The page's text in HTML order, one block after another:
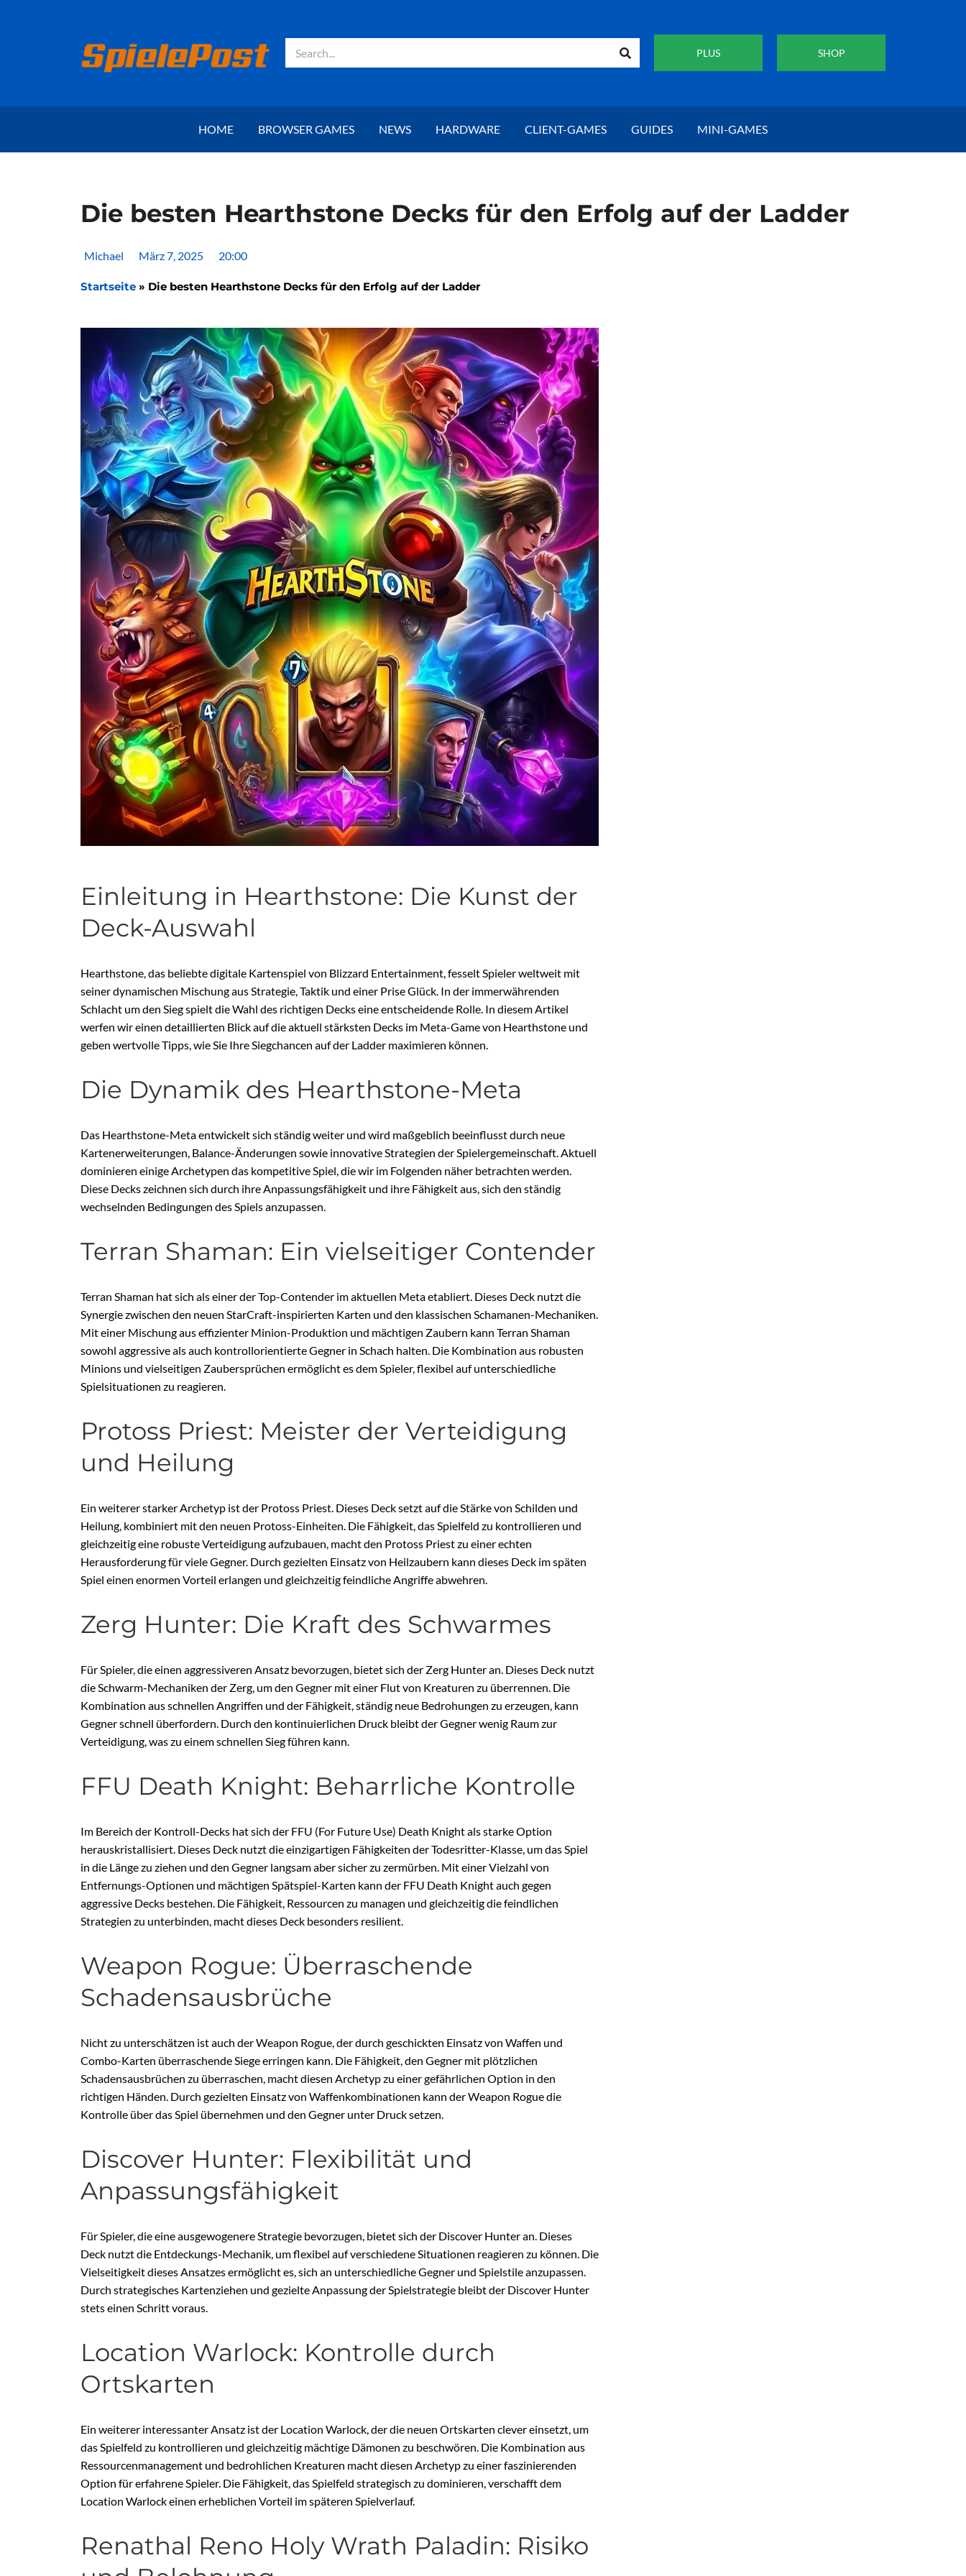
Suche PLUS SHOP
HOME BROWSER GAMES NEWS HARDWARE CLIENT-GAMES GUIDES MINI-GAMES
Die besten Hearthstone Decks für den Erfolg auf der Ladder
Michael März 7, 2025 20:00
Startseite » Die besten Hearthstone Decks für den Erfolg auf der Ladder
Einleitung in Hearthstone: Die Kunst der
Deck-Auswahl
Hearthstone, das beliebte digitale Kartenspiel von Blizzard Entertainment, fesselt Spieler weltweit mit
seiner dynamischen Mischung aus Strategie, Taktik und einer Prise Glück. In der immerwährenden
Schlacht um den Sieg spielt die Wahl des richtigen Decks eine entscheidende Rolle. In diesem Artikel
werfen wir einen detaillierten Blick auf die aktuell stärksten Decks im Meta-Game von Hearthstone und
geben wertvolle Tipps, wie Sie Ihre Siegchancen auf der Ladder maximieren können.
Die Dynamik des Hearthstone-Meta
Das Hearthstone-Meta entwickelt sich ständig weiter und wird maßgeblich beeinflusst durch neue
Kartenerweiterungen, Balance-Änderungen sowie innovative Strategien der Spielergemeinschaft. Aktuell
dominieren einige Archetypen das kompetitive Spiel, die wir im Folgenden näher betrachten werden.
Diese Decks zeichnen sich durch ihre Anpassungsfähigkeit und ihre Fähigkeit aus, sich den ständig
wechselnden Bedingungen des Spiels anzupassen.
Terran Shaman: Ein vielseitiger Contender
Terran Shaman hat sich als einer der Top-Contender im aktuellen Meta etabliert. Dieses Deck nutzt die
Synergie zwischen den neuen StarCraft-inspirierten Karten und den klassischen Schamanen-Mechaniken.
Mit einer Mischung aus effizienter Minion-Produktion und mächtigen Zaubern kann Terran Shaman
sowohl aggressive als auch kontrollorientierte Gegner in Schach halten. Die Kombination aus robusten
Minions und vielseitigen Zaubersprüchen ermöglicht es dem Spieler, flexibel auf unterschiedliche
Spielsituationen zu reagieren.
Protoss Priest: Meister der Verteidigung
und Heilung
Ein weiterer starker Archetyp ist der Protoss Priest. Dieses Deck setzt auf die Stärke von Schilden und
Heilung, kombiniert mit den neuen Protoss-Einheiten. Die Fähigkeit, das Spielfeld zu kontrollieren und
gleichzeitig eine robuste Verteidigung aufzubauen, macht den Protoss Priest zu einer echten
Herausforderung für viele Gegner. Durch gezielten Einsatz von Heilzaubern kann dieses Deck im späten
Spiel einen enormen Vorteil erlangen und gleichzeitig feindliche Angriffe abwehren.
Zerg Hunter: Die Kraft des Schwarmes
Für Spieler, die einen aggressiveren Ansatz bevorzugen, bietet sich der Zerg Hunter an. Dieses Deck nutzt
die Schwarm-Mechaniken der Zerg, um den Gegner mit einer Flut von Kreaturen zu überrennen. Die
Kombination aus schnellen Angriffen und der Fähigkeit, ständig neue Bedrohungen zu erzeugen, kann
Gegner schnell überfordern. Durch den kontinuierlichen Druck bleibt der Gegner wenig Raum zur
Verteidigung, was zu einem schnellen Sieg führen kann.
FFU Death Knight: Beharrliche Kontrolle
Im Bereich der Kontroll-Decks hat sich der FFU (For Future Use) Death Knight als starke Option
herauskristallisiert. Dieses Deck nutzt die einzigartigen Fähigkeiten der Todesritter-Klasse, um das Spiel
in die Länge zu ziehen und den Gegner langsam aber sicher zu zermürben. Mit einer Vielzahl von
Entfernungs-Optionen und mächtigen Spätspiel-Karten kann der FFU Death Knight auch gegen
aggressive Decks bestehen. Die Fähigkeit, Ressourcen zu managen und gleichzeitig die feindlichen
Strategien zu unterbinden, macht dieses Deck besonders resilient.
Weapon Rogue: Überraschende
Schadensausbrüche
Nicht zu unterschätzen ist auch der Weapon Rogue, der durch geschickten Einsatz von Waffen und
Combo-Karten überraschende Siege erringen kann. Die Fähigkeit, den Gegner mit plötzlichen
Schadensausbrüchen zu überraschen, macht diesen Archetyp zu einer gefährlichen Option in den
richtigen Händen. Durch gezielten Einsatz von Waffenkombinationen kann der Weapon Rogue die
Kontrolle über das Spiel übernehmen und den Gegner unter Druck setzen.
Discover Hunter: Flexibilität und
Anpassungsfähigkeit
Für Spieler, die eine ausgewogenere Strategie bevorzugen, bietet sich der Discover Hunter an. Dieses
Deck nutzt die Entdeckungs-Mechanik, um flexibel auf verschiedene Situationen reagieren zu können. Die
Vielseitigkeit dieses Ansatzes ermöglicht es, sich an unterschiedliche Gegner und Spielstile anzupassen.
Durch strategisches Kartenziehen und gezielte Anpassung der Spielstrategie bleibt der Discover Hunter
stets einen Schritt voraus.
Location Warlock: Kontrolle durch
Ortskarten
Ein weiterer interessanter Ansatz ist der Location Warlock, der die neuen Ortskarten clever einsetzt, um
das Spielfeld zu kontrollieren und gleichzeitig mächtige Dämonen zu beschwören. Die Kombination aus
Ressourcenmanagement und bedrohlichen Kreaturen macht diesen Archetyp zu einer faszinierenden
Option für erfahrene Spieler. Die Fähigkeit, das Spielfeld strategisch zu dominieren, verschafft dem
Location Warlock einen erheblichen Vorteil im späteren Spielverlauf.
Renathal Reno Holy Wrath Paladin: Risiko